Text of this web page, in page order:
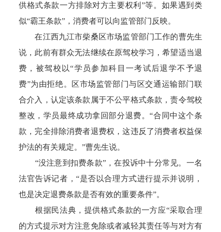
供格式条款一方排除对方主要权利”等。如果遇到类
似“霸王条款”，消费者可以向监管部门反映。
在江西九江市柴桑区市场监管部门工作的曹先生
说，此前有群众无法继续在原驾校学习，希望适当退
费，被驾校以“学员参加科目一考试后退学不予退
费”为由拒绝。区市场监管部门与区交通运输部门联
合介入，认定该条款属于不公平格式条款，责令驾校
整改，学员最终成功拿回部分退费。“合同中这个条
款，完全排除消费者退费权，这违反了消费者权益保
护法的有关规定。”曹先生说。
“没注意到扣费条款”，在投诉中十分常见。一名
法官告诉记者，“是否以合理方式进行提示并说明，
也是决定退费条款是否有效的重要条件”。
根据民法典，提供格式条款的一方应“采取合理
的方式提示对方注意免除或者减轻其责任等与对方有